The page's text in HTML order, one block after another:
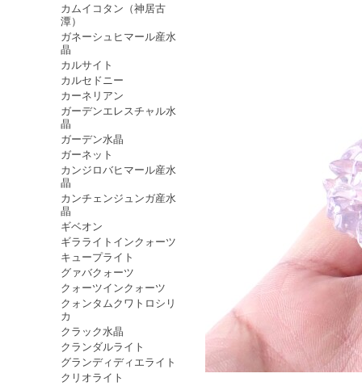
カムイコタン（神居古
潭）
ガネーシュヒマール産水
晶
カルサイト
カルセドニー
カーネリアン
ガーデンエレスチャル水
晶
ガーデン水晶
ガーネット
カンジロバヒマール産水
晶
カンチェンジュンガ産水
晶
ギベオン
ギラライトインクォーツ
キュープライト
グァバクォーツ
クォーツインクォーツ
クォンタムクワトロシリ
カ
クラック水晶
クランダルライト
グランディディエライト
クリオライト